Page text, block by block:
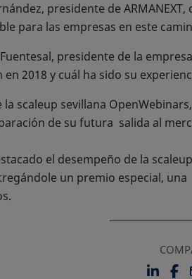
presidente de
para las empresas en este
presidente de la
2018 y cuál ha sido su
la scaleup sevillana
de su futura salida al
el desempeño de la
un premio especial,
SE